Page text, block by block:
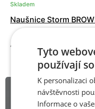
Skladem
Naušnice Storm
490 Kč
Tyto
používají
K personalizaci
návštěvnosti
Informace o